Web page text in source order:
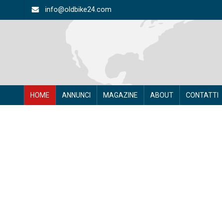
info@oldbike24.com
HOME ANNUNCI MAGAZINE ABOUT CONTATTI